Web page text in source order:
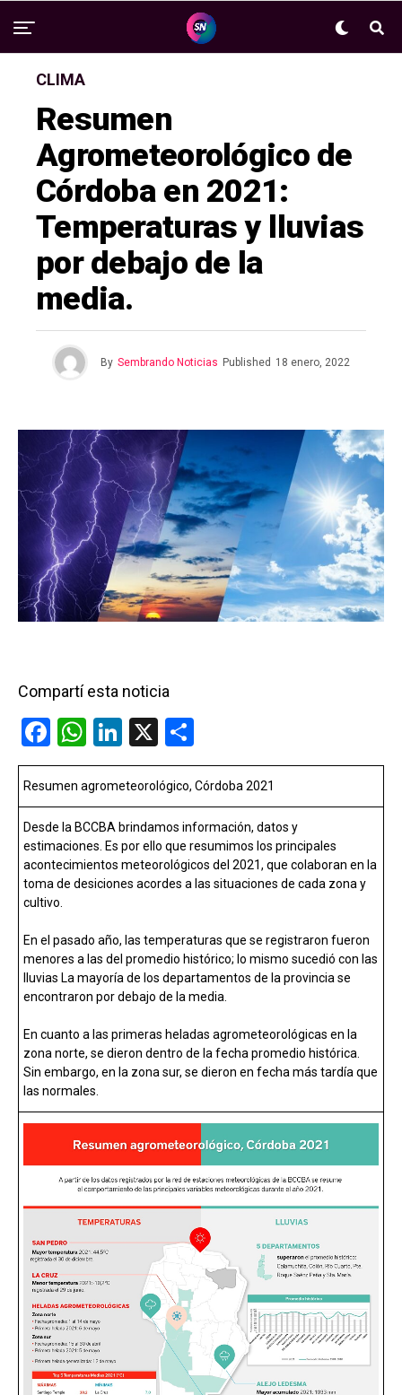
CLIMA
Resumen
Agrometeorológico de
Córdoba en 2021:
Temperaturas y lluvias
por debajo de la
media.
By Sembrando Noticias Published 18 enero, 2022
Compartí esta noticia
F
a
ce
b
o
o
k
W
h
at
s
A
p
Li
n
ke
dI
n
X
o
m
p
ar
tir
Resumen agrometeorológico, Córdoba 2021
Desde la BCCBA brindamos información, datos y
estimaciones. Es por ello que resumimos los principales
acontecimientos meteorológicos del 2021, que colaboran en la
toma de desiciones acordes a las situaciones de cada zona y
cultivo.
En el pasado año, las temperaturas que se registraron fueron
menores a las del promedio histórico; lo mismo sucedió con las
lluvias La mayoría de los departamentos de la provincia se
encontraron por debajo de la media.
En cuanto a las primeras heladas agrometeorológicas en la
zona norte, se dieron dentro de la fecha promedio histórica.
Sin embargo, en la zona sur, se dieron en fecha más tardía que
las normales.